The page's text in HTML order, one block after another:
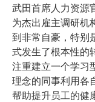
武田首席人力资源
为杰出雇主调研机
到非常自豪，特别
式发生了根本性的
注重建立一个学习
理念的同事利用各
帮助提升员工的健